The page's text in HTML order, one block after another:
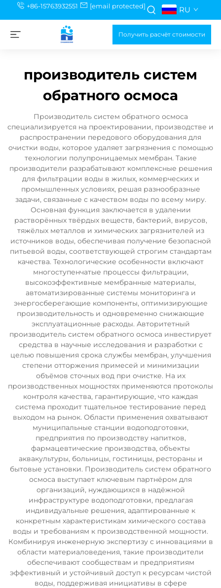
+86-15763932551 [email protected] RU
Получить расчёт стоимости
производитель систем
обратного осмоса
Производитель систем обратного осмоса
специализируется на проектировании, производстве и
распространении передового оборудования для
очистки воды, которое удаляет загрязнения с помощью
технологии полупроницаемых мембран. Такие
производители разрабатывают комплексные решения
для фильтрации воды в жилых, коммерческих и
промышленных условиях, решая разнообразные
задачи, связанные с качеством воды по всему миру.
Основная функция заключается в удалении
растворённых твёрдых веществ, бактерий, вирусов,
тяжёлых металлов и химических загрязнителей из
источников воды, обеспечивая получение безопасной
питьевой воды, соответствующей строгим стандартам
качества. Технологические особенности включают
многоступенчатые процессы фильтрации,
высокоэффективные мембранные материалы,
автоматизированные системы мониторинга и
энергосберегающие компоненты, оптимизирующие
производительность и одновременно снижающие
эксплуатационные расходы. Авторитетный
производитель систем обратного осмоса инвестирует
средства в научные исследования и разработки с
целью повышения срока службы мембран, улучшения
степени отторжения примесей и минимизации
объёмов сточных вод при очистке. На их
производственных мощностях применяются протоколы
контроля качества, гарантирующие, что каждая
система проходит тщательное тестирование перед
выходом на рынок. Области применения охватывают
муниципальные станции водоподготовки,
предприятия по производству напитков,
фармацевтические производства, объекты
аквакультуры, больницы, гостиницы, рестораны и
бытовые установки. Производитель систем обратного
осмоса выступает ключевым партнёром для
организаций, нуждающихся в надёжной
инфраструктуре водоподготовки, предлагая
индивидуальные решения, адаптированные к
конкретным характеристикам химического состава
воды и требованиям к производственной мощности.
Комбинируя инженерную экспертизу с инновациями в
области материаловедения, такие производители
обеспечивают сообществам и предприятиям
эффективный и устойчивый доступ к ресурсам чистой
воды, поддерживая инициативы в сфере